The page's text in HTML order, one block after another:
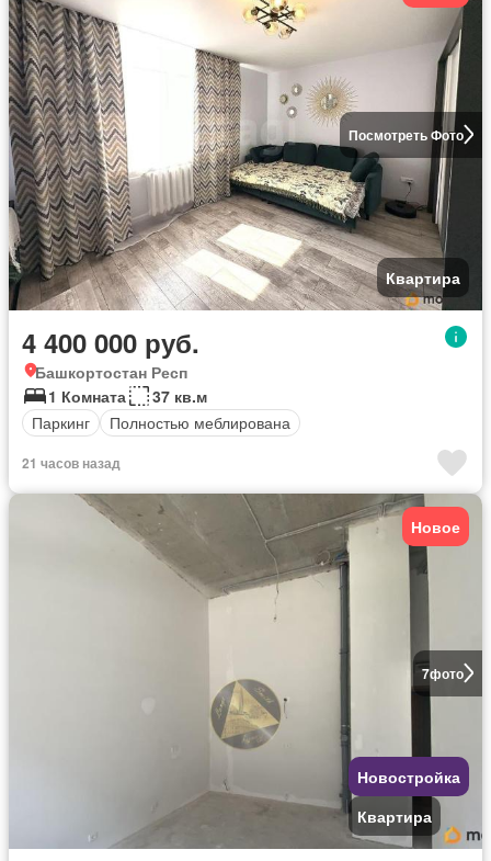
Посмотреть Фото
Квартира
4 400 000 руб.
Башкортостан Респ
1 Комната
37 кв.м
Паркинг
Полностью меблирована
21 часов назад
7фото
Новое
Новостройка
Квартира